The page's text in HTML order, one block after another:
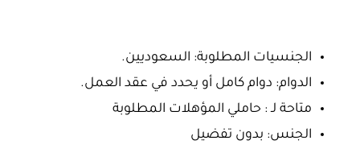
الجنسيات المطلوبة: السعوديين.
الدوام: دوام كامل أو يحدد في عقد العمل.
متاحة لـ : حاملي المؤهلات المطلوبة
الجنس: بدون تفضيل